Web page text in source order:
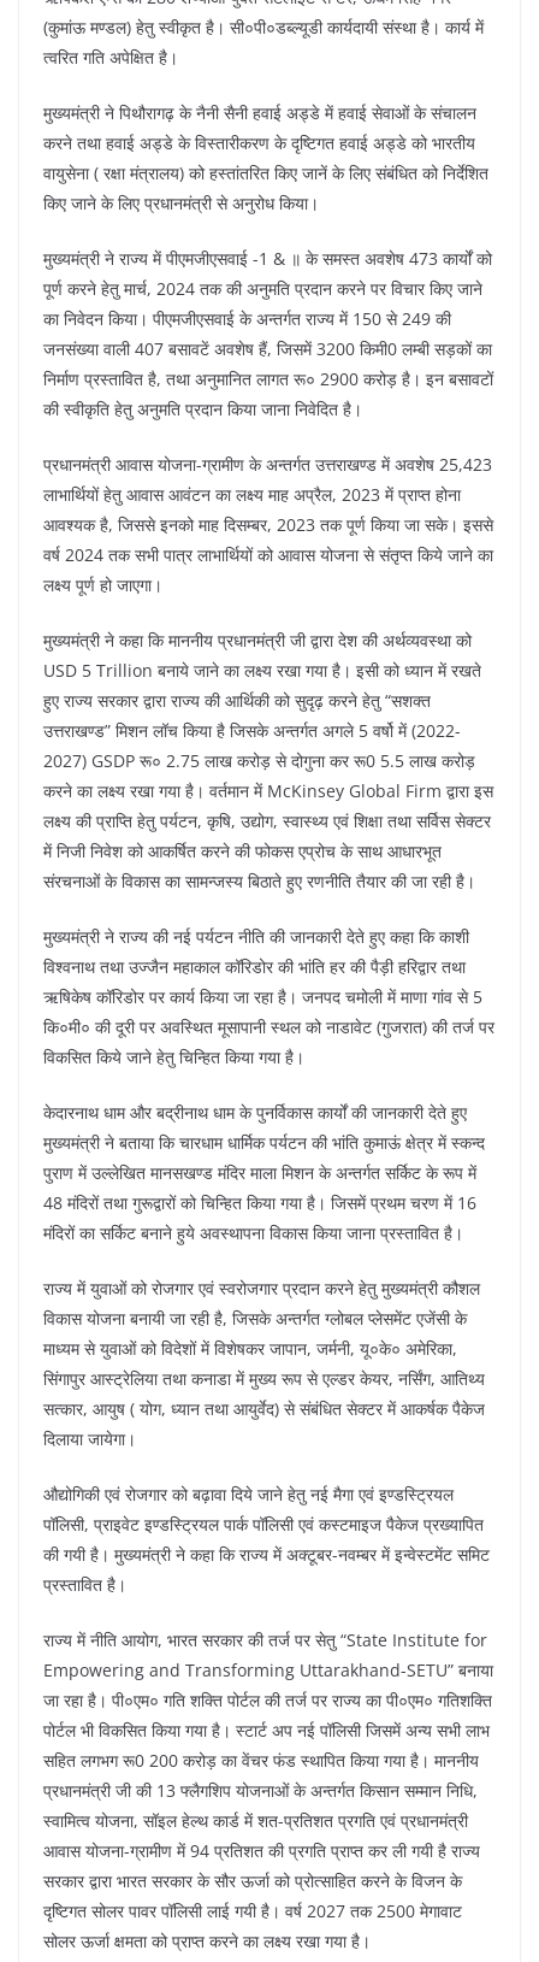
(कुमांऊ मण्डल) हेतु स्वीकृत है। सी०पी०डब्ल्यूडी कार्यदायी संस्था है। कार्य में
त्वरित गति अपेक्षित है।
मुख्यमंत्री ने पिथौरागढ़ के नैनी सैनी हवाई अड्डे में हवाई सेवाओं के संचालन
करने तथा हवाई अड्डे के विस्तारीकरण के दृष्टिगत हवाई अड्डे को भारतीय
वायुसेना ( रक्षा मंत्रालय) को हस्तांतरित किए जानें के लिए संबंधित को निर्देशित
किए जाने के लिए प्रधानमंत्री से अनुरोध किया।
मुख्यमंत्री ने राज्य में पीएमजीएसवाई -1 & ॥ के समस्त अवशेष 473 कार्यों को
पूर्ण करने हेतु मार्च, 2024 तक की अनुमति प्रदान करने पर विचार किए जाने
का निवेदन किया। पीएमजीएसवाई के अन्तर्गत राज्य में 150 से 249 की
जनसंख्या वाली 407 बसावटें अवशेष हैं, जिसमें 3200 किमी0 लम्बी सड़कों का
निर्माण प्रस्तावित है, तथा अनुमानित लागत रू० 2900 करोड़ है। इन बसावटों
की स्वीकृति हेतु अनुमति प्रदान किया जाना निवेदित है।
प्रधानमंत्री आवास योजना-ग्रामीण के अन्तर्गत उत्तराखण्ड में अवशेष 25,423
लाभार्थियों हेतु आवास आवंटन का लक्ष्य माह अप्रैल, 2023 में प्राप्त होना
आवश्यक है, जिससे इनको माह दिसम्बर, 2023 तक पूर्ण किया जा सके। इससे
वर्ष 2024 तक सभी पात्र लाभार्थियों को आवास योजना से संतृप्त किये जाने का
लक्ष्य पूर्ण हो जाएगा।
मुख्यमंत्री ने कहा कि माननीय प्रधानमंत्री जी द्वारा देश की अर्थव्यवस्था को
USD 5 Trillion बनाये जाने का लक्ष्य रखा गया है। इसी को ध्यान में रखते
हुए राज्य सरकार द्वारा राज्य की आर्थिकी को सुदृढ़ करने हेतु “सशक्त
उत्तराखण्ड” मिशन लॉच किया है जिसके अन्तर्गत अगले 5 वर्षो में (2022-
2027) GSDP रू० 2.75 लाख करोड़ से दोगुना कर रू0 5.5 लाख करोड़
करने का लक्ष्य रखा गया है। वर्तमान में McKinsey Global Firm द्वारा इस
लक्ष्य की प्राप्ति हेतु पर्यटन, कृषि, उद्योग, स्वास्थ्य एवं शिक्षा तथा सर्विस सेक्टर
में निजी निवेश को आकर्षित करने की फोकस एप्रोच के साथ आधारभूत
संरचनाओं के विकास का सामन्जस्य बिठाते हुए रणनीति तैयार की जा रही है।
मुख्यमंत्री ने राज्य की नई पर्यटन नीति की जानकारी देते हुए कहा कि काशी
विश्वनाथ तथा उज्जैन महाकाल कॉरिडोर की भांति हर की पैड़ी हरिद्वार तथा
ऋषिकेष कॉरिडोर पर कार्य किया जा रहा है। जनपद चमोली में माणा गांव से 5
कि०मी० की दूरी पर अवस्थित मूसापानी स्थल को नाडावेट (गुजरात) की तर्ज पर
विकसित किये जाने हेतु चिन्हित किया गया है।
केदारनाथ धाम और बद्रीनाथ धाम के पुनर्विकास कार्यों की जानकारी देते हुए
मुख्यमंत्री ने बताया कि चारधाम धार्मिक पर्यटन की भांति कुमाऊं क्षेत्र में स्कन्द
पुराण में उल्लेखित मानसखण्ड मंदिर माला मिशन के अन्तर्गत सर्किट के रूप में
48 मंदिरों तथा गुरूद्वारों को चिन्हित किया गया है। जिसमें प्रथम चरण में 16
मंदिरों का सर्किट बनाने हुये अवस्थापना विकास किया जाना प्रस्तावित है।
राज्य में युवाओं को रोजगार एवं स्वरोजगार प्रदान करने हेतु मुख्यमंत्री कौशल
विकास योजना बनायी जा रही है, जिसके अन्तर्गत ग्लोबल प्लेसमेंट एजेंसी के
माध्यम से युवाओं को विदेशों में विशेषकर जापान, जर्मनी, यू०के० अमेरिका,
सिंगापुर आस्ट्रेलिया तथा कनाडा में मुख्य रूप से एल्डर केयर, नर्सिंग, आतिथ्य
सत्कार, आयुष ( योग, ध्यान तथा आयुर्वेद) से संबंधित सेक्टर में आकर्षक पैकेज
दिलाया जायेगा।
औद्योगिकी एवं रोजगार को बढ़ावा दिये जाने हेतु नई मैगा एवं इण्डस्ट्रियल
पॉलिसी, प्राइवेट इण्डस्ट्रियल पार्क पॉलिसी एवं कस्टमाइज पैकेज प्रख्यापित
की गयी है। मुख्यमंत्री ने कहा कि राज्य में अक्टूबर-नवम्बर में इन्वेस्टमेंट समिट
प्रस्तावित है।
राज्य में नीति आयोग, भारत सरकार की तर्ज पर सेतु “State Institute for
Empowering and Transforming Uttarakhand-SETU” बनाया
जा रहा है। पी०एम० गति शक्ति पोर्टल की तर्ज पर राज्य का पी०एम० गतिशक्ति
पोर्टल भी विकसित किया गया है। स्टार्ट अप नई पॉलिसी जिसमें अन्य सभी लाभ
सहित लगभग रू0 200 करोड़ का वेंचर फंड स्थापित किया गया है। माननीय
प्रधानमंत्री जी की 13 फ्लैगशिप योजनाओं के अन्तर्गत किसान सम्मान निधि,
स्वामित्व योजना, सॉइल हेल्थ कार्ड में शत-प्रतिशत प्रगति एवं प्रधानमंत्री
आवास योजना-ग्रामीण में 94 प्रतिशत की प्रगति प्राप्त कर ली गयी है राज्य
सरकार द्वारा भारत सरकार के सौर ऊर्जा को प्रोत्साहित करने के विजन के
दृष्टिगत सोलर पावर पॉलिसी लाई गयी है। वर्ष 2027 तक 2500 मेगावाट
सोलर ऊर्जा क्षमता को प्राप्त करने का लक्ष्य रखा गया है।